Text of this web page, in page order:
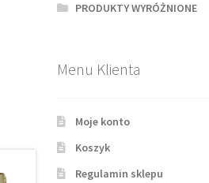
PRODUKTY WYRÓŻNIONE
Menu Klienta
Moje konto
Koszyk
Regulamin sklepu